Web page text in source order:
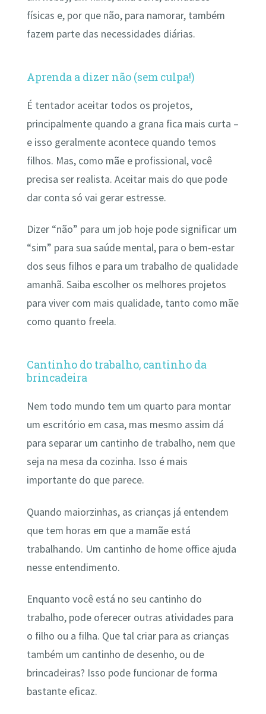
físicas e, por que não, para namorar, também
fazem parte das necessidades diárias.
Aprenda a dizer não (sem culpa!)
É tentador aceitar todos os projetos,
principalmente quando a grana fica mais curta –
e isso geralmente acontece quando temos
filhos. Mas, como mãe e profissional, você
precisa ser realista. Aceitar mais do que pode
dar conta só vai gerar estresse.
Dizer “não” para um job hoje pode significar um
“sim” para sua saúde mental, para o bem-estar
dos seus filhos e para um trabalho de qualidade
amanhã. Saiba escolher os melhores projetos
para viver com mais qualidade, tanto como mãe
como quanto freela.
Cantinho do trabalho, cantinho da
brincadeira
Nem todo mundo tem um quarto para montar
um escritório em casa, mas mesmo assim dá
para separar um cantinho de trabalho, nem que
seja na mesa da cozinha. Isso é mais
importante do que parece.
Quando maiorzinhas, as crianças já entendem
que tem horas em que a mamãe está
trabalhando. Um cantinho de home office ajuda
nesse entendimento.
Enquanto você está no seu cantinho do
trabalho, pode oferecer outras atividades para
o filho ou a filha. Que tal criar para as crianças
também um cantinho de desenho, ou de
brincadeiras? Isso pode funcionar de forma
bastante eficaz.